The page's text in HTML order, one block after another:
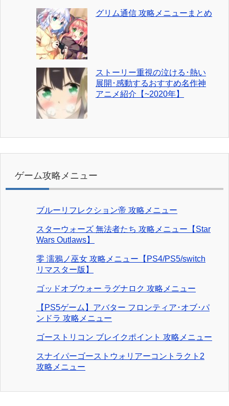
グリム通信 攻略メニューまとめ
ストーリー重視の泣ける･熱い
展開･感動するおすすめ名作神
アニメ紹介【~2020年】
ゲーム攻略メニュー
ブルーリフレクション帝 攻略メニュー
スターウォーズ 無法者たち 攻略メニュー【Star
Wars Outlaws】
零 濡鴉ノ巫女 攻略メニュー【PS4/PS5/switch
リマスター版】
ゴッドオブウォー ラグナロク 攻略メニュー
【PS5ゲーム】アバター フロンティア･オブ･パ
ンドラ 攻略メニュー
ゴーストリコン ブレイクポイント 攻略メニュー
スナイパーゴーストウォリアーコントラクト2
攻略メニュー